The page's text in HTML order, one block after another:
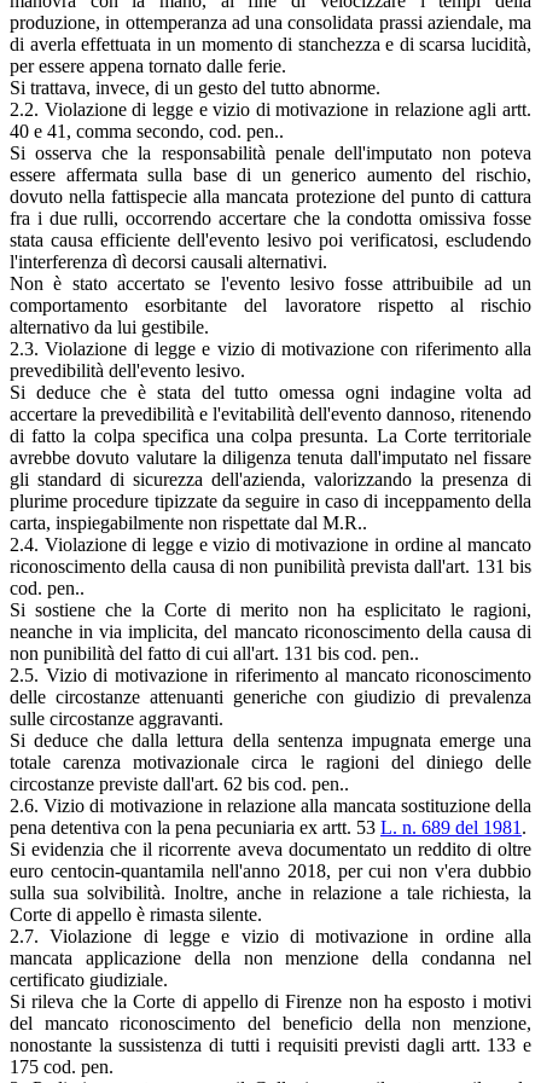
produzione, in ottemperanza ad una consolidata prassi aziendale, ma
di averla effettuata in un momento di stanchezza e di scarsa lucidità,
per essere appena tornato dalle ferie.
Si trattava, invece, di un gesto del tutto abnorme.
2.2. Violazione di legge e vizio di motivazione in relazione agli artt.
40 e 41, comma secondo, cod. pen..
Si osserva che la responsabilità penale dell'imputato non poteva
essere affermata sulla base di un generico aumento del rischio,
dovuto nella fattispecie alla mancata protezione del punto di cattura
fra i due rulli, occorrendo accertare che la condotta omissiva fosse
stata causa efficiente dell'evento lesivo poi verificatosi, escludendo
l'interferenza dì decorsi causali alternativi.
Non è stato accertato se l'evento lesivo fosse attribuibile ad un
comportamento esorbitante del lavoratore rispetto al rischio
alternativo da lui gestibile.
2.3. Violazione di legge e vizio di motivazione con riferimento alla
prevedibilità dell'evento lesivo.
Si deduce che è stata del tutto omessa ogni indagine volta ad
accertare la prevedibilità e l'evitabilità dell'evento dannoso, ritenendo
di fatto la colpa specifica una colpa presunta. La Corte territoriale
avrebbe dovuto valutare la diligenza tenuta dall'imputato nel fissare
gli standard di sicurezza dell'azienda, valorizzando la presenza di
plurime procedure tipizzate da seguire in caso di inceppamento della
carta, inspiegabilmente non rispettate dal M.R..
2.4. Violazione di legge e vizio di motivazione in ordine al mancato
riconoscimento della causa di non punibilità prevista dall'art. 131 bis
cod. pen..
Si sostiene che la Corte di merito non ha esplicitato le ragioni,
neanche in via implicita, del mancato riconoscimento della causa di
non punibilità del fatto di cui all'art. 131 bis cod. pen..
2.5. Vizio di motivazione in riferimento al mancato riconoscimento
delle circostanze attenuanti generiche con giudizio di prevalenza
sulle circostanze aggravanti.
Si deduce che dalla lettura della sentenza impugnata emerge una
totale carenza motivazionale circa le ragioni del diniego delle
circostanze previste dall'art. 62 bis cod. pen..
2.6. Vizio di motivazione in relazione alla mancata sostituzione della
pena detentiva con la pena pecuniaria ex artt. 53 L. n. 689 del 1981 .
Si evidenzia che il ricorrente aveva documentato un reddito di oltre
euro centocin-quantamila nell'anno 2018, per cui non v'era dubbio
sulla sua solvibilità. Inoltre, anche in relazione a tale richiesta, la
Corte di appello è rimasta silente.
2.7. Violazione di legge e vizio di motivazione in ordine alla
mancata applicazione della non menzione della condanna nel
certificato giudiziale.
Si rileva che la Corte di appello di Firenze non ha esposto i motivi
del mancato riconoscimento del beneficio della non menzione,
nonostante la sussistenza di tutti i requisiti previsti dagli artt. 133 e
175 cod. pen.